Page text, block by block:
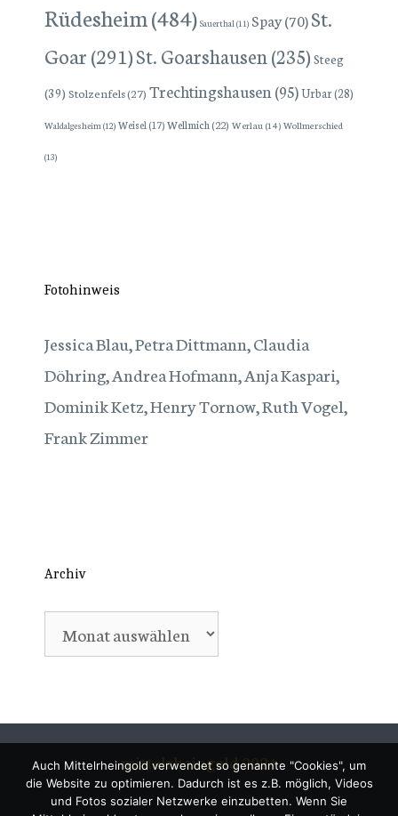
Rüdesheim(484) Sauerthal (11) Spay(70)St.
Goar(291)St. Goarshausen (235) Steeg
(39) Stolzenfels(27) Trechtingshausen (95)Urbar(28)
Waldalgesheim (12) Weisel (17)Wellmich (22) Werlau (14) Wollmerschied
(13)
Fotohinweis
Jessica Blau, Petra Dittmann, Claudia
Döhring, Andrea Hofmann, Anja Kaspari,
Dominik Ketz, Henry Tornow, Ruth Vogel,
Frank Zimmer
Archiv
Archiv
mittelrheingold 2024
Auch Mittelrheingold verwendet so genannte "Cookies", um
die Website zu optimieren. Dadurch ist es z.B. möglich, Videos
und Fotos sozialer Netzwerke einzubetten. Wenn Sie